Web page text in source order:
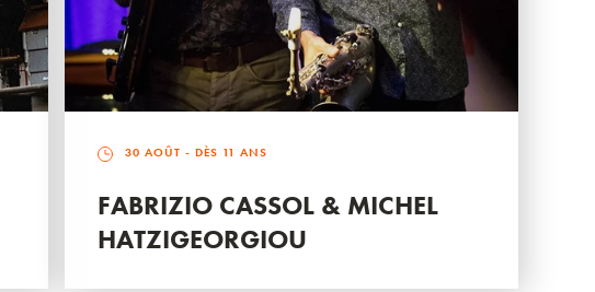
30 AOÛT - DÈS 11 ANS
FABRIZIO CASSOL & MICHEL
HATZIGEORGIOU